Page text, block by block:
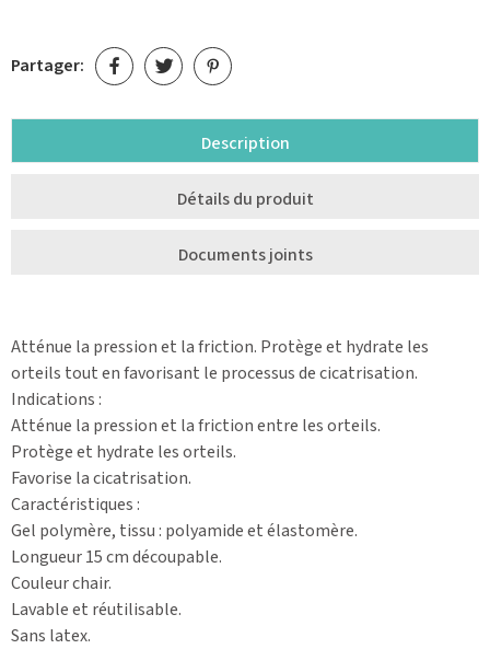
Partager:
Description
Détails du produit
Documents joints
Atténue la pression et la friction. Protège et hydrate les
orteils tout en favorisant le processus de cicatrisation.
Indications :
Atténue la pression et la friction entre les orteils.
Protège et hydrate les orteils.
Favorise la cicatrisation.
Caractéristiques :
Gel polymère, tissu : polyamide et élastomère.
Longueur 15 cm découpable.
Couleur chair.
Lavable et réutilisable.
Sans latex.